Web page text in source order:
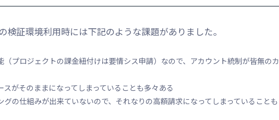
検証環境利用時には下記のような課題がありました。
プロジェクトの課金紐付けは要情シス申請）なので、アカウント統制が皆無のカ
がそのままになってしまっていることも多々ある
グの仕組みが出来ていないので、それなりの高額請求になってしまっていることも